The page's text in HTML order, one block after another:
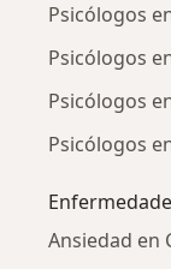
Psicólogos
Psicólogos
Psicólogos
Psicólogos
Ansiedad en